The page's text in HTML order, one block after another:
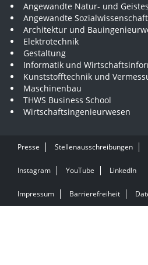
Angewandte Natur- und
Angewandte
Architektur und
Elektrotechnik
Gestaltung
Informatik und
Kunststofftechnik und
Maschinenbau
THWS Business School
Wirtschaftsingenieurwesen
Presse Stellenausschreibungen
Instagram YouTube LinkedIn
Impressum Barrierefreiheit